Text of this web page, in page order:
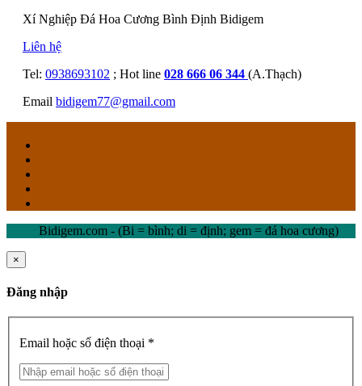
Xí Nghiệp Đá Hoa Cương Bình Định Bidigem
Liên hệ
Tel: 0938693102 ; Hot line 028 666 06 344 (A.Thạch)
Email bidigem77@gmail.com
Bidigem.com - (Bi = bình; di = định; gem = đá hoa cương)
×
Đăng nhập
Email hoặc số điện thoại *